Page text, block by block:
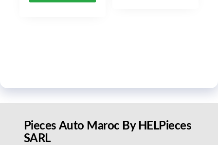
Pieces Auto Maroc By HELPieces
SARL